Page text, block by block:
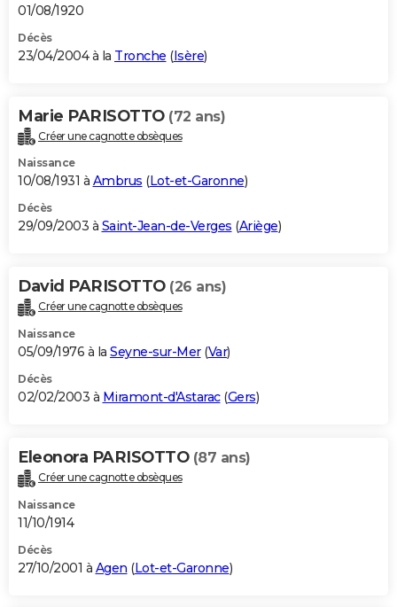
01/08/1920
Décès
23/04/2004 à la Tronche (Isère)
Marie PARISOTTO (72 ans)
Créer une cagnotte obsèques
Naissance
10/08/1931 à Ambrus (Lot-et-Garonne)
Décès
29/09/2003 à Saint-Jean-de-Verges (Ariège)
David PARISOTTO (26 ans)
Créer une cagnotte obsèques
Naissance
05/09/1976 à la Seyne-sur-Mer(Var)
Décès
02/02/2003 à Miramont-d'Astarac(Gers)
Eleonora PARISOTTO (87 ans)
Créer une cagnotte obsèques
Naissance
11/10/1914
Décès
27/10/2001 à Agen (Lot-et-Garonne)